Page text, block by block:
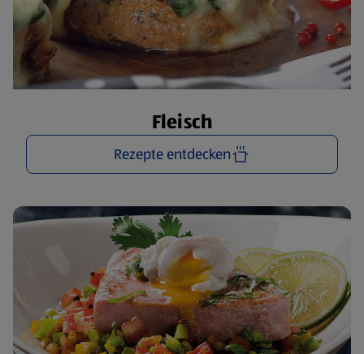
Fleisch
Rezepte entdecken